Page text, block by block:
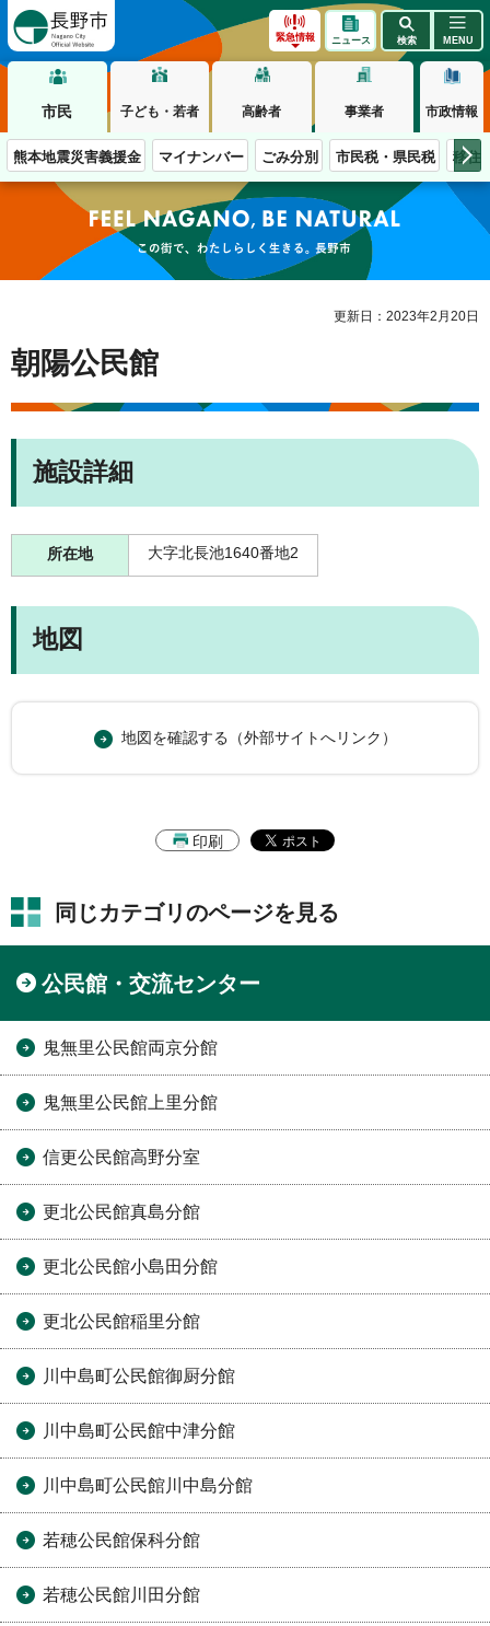
緊急情報 ニュース 検索 MENU
市民 子ども・若者 高齢者 事業者 市政情報
熊本地震災害義援金 マイナンバー ごみ分別 市民税・県民税 移住
この街で、わたしらしく生きる。長野市
更新日：2023年2月20日
朝陽公民館
施設詳細
所在地 大字北長池1640番地2
地図
地図を確認する（外部サイトへリンク）
印刷
同じカテゴリのページを見る
公民館・交流センター
鬼無里公民館両京分館
鬼無里公民館上里分館
信更公民館高野分室
更北公民館真島分館
更北公民館小島田分館
更北公民館稲里分館
川中島町公民館御厨分館
川中島町公民館中津分館
川中島町公民館川中島分館
若穂公民館保科分館
若穂公民館川田分館